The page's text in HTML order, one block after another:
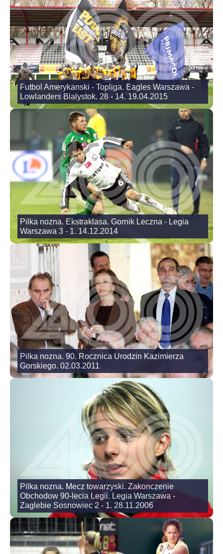
Futbol Amerykanski - Topliga. Eagles Warszawa -
Lowlanders Bialystok. 28 - 14. 19.04.2015
Pilka nozna. Ekstraklasa. Gornik Leczna - Legia
Warszawa 3 - 1. 14.12.2014
Pilka nozna. 90. Rocznica Urodzin Kazimierza
Gorskiego. 02.03.2011
Pilka nozna. Mecz towarzyski. Zakonczenie
Obchodow 90-lecia Legii. Legia Warszawa -
Zaglebie Sosnowiec 2 - 1. 28.11.2006